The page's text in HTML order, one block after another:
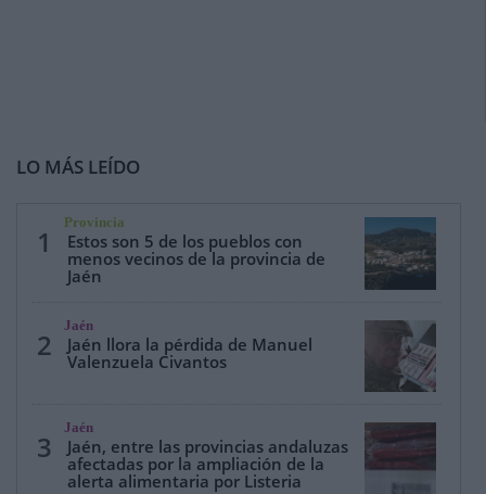
LO MÁS LEÍDO
1
Provincia
Estos son 5 de los pueblos con
menos vecinos de la provincia de
Jaén
2
Jaén
Jaén llora la pérdida de Manuel
Valenzuela Civantos
3
Jaén
Jaén, entre las provincias andaluzas
afectadas por la ampliación de la
alerta alimentaria por Listeria